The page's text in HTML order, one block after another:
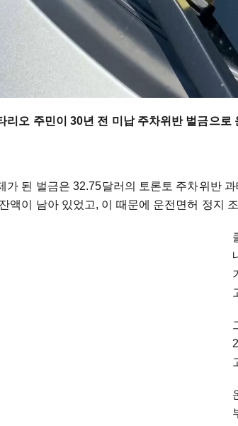
리오 주민이 30년 전 미납 주차위반 벌금으로
가 된 벌금은 32.75달러의 토론토 주차위반
액이 남아 있었고, 이 때문에 운전면허 정지